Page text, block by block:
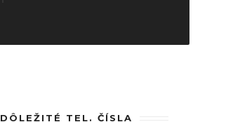
DÔLEŽITÉ TEL. ČÍSLA